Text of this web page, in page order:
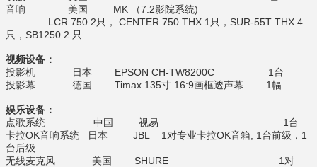
音响 美国 MK （7.2影院系统)
LCR 750 2只， CENTER 750 THX 1只，SUR-55T THX 4
只，SB1250 2 只
视频设备：
投影机 日本 EPSON CH-TW8200C 1台
投影幕 德国 Timax 135寸 16:9画框透声幕 1幅
娱乐设备：
点歌系统 中国 视易 1台
卡拉OK音响系统 日本 JBL 1对专业卡拉OK音箱, 1台前级，1
台后级
无线麦克风 美国 SHURE 1对